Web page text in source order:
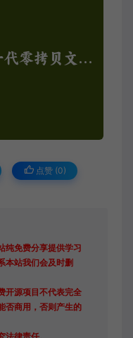
点赞 (0)
纯免费分享提供学习
本站我们会及时删
开源项目不代表完全
否商用，否则产生的